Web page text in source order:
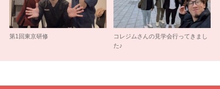
第1回東京研修
コレジムさんの見学会行ってきまし
た♪